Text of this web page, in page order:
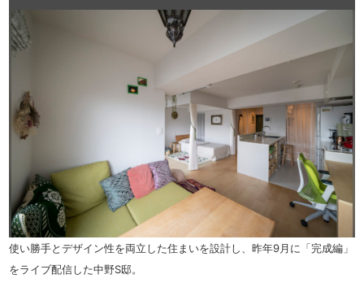
使い勝手とデザイン性を両立した住まいを設計し、昨年9月に「完成編」
をライブ配信した中野S邸。